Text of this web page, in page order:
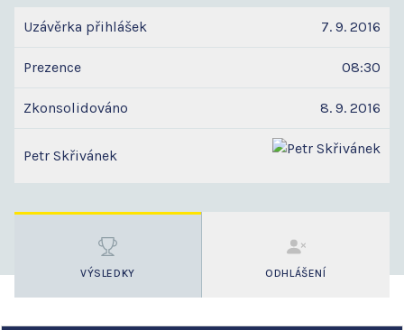
Uzávěrka přihlášek 7. 9. 2016
Prezence 08:30
Zkonsolidováno 8. 9. 2016
Petr Skřivánek
VÝSLEDKY ODHLÁŠENÍ